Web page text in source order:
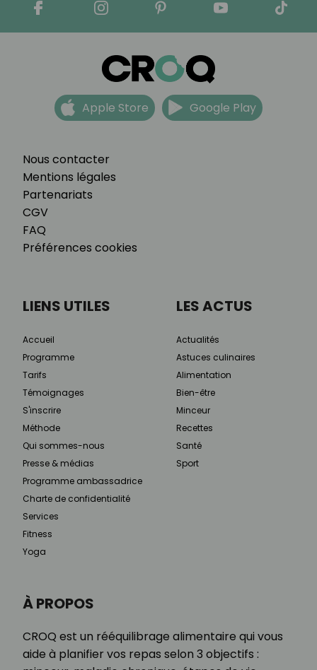
Nous contacter
Mentions légales
Partenariats
CGV
FAQ
Préférences cookies
Apple Store Google Play
À PROPOS
CROQ est un rééquilibrage alimentaire qui vous
aide à planifier vos repas selon 3 objectifs :
LIENS UTILES
Accueil
Programme
Tarifs
Témoignages
S'inscrire
Méthode
Qui sommes-nous
Presse & médias
Programme ambassadrice
Charte de confidentialité
Services
Fitness
Yoga
LES ACTUS
Actualités
Astuces culinaires
Alimentation
Bien-être
Minceur
Recettes
Santé
Sport